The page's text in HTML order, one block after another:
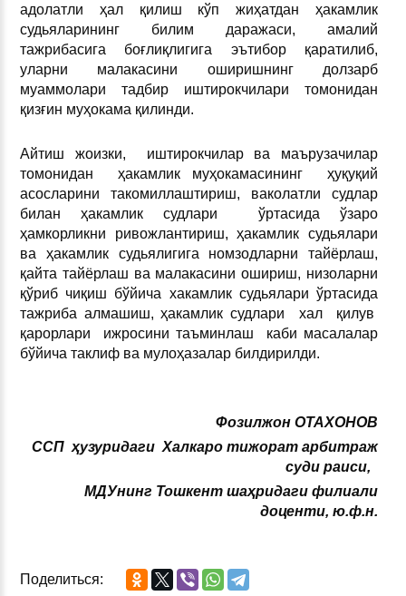
адолатли ҳал қилиш кўп жиҳатдан ҳакамлик
судьяларининг билим даражаси, амалий
тажрибасига боғлиқлигига эътибор қаратилиб,
уларни малакасини оширишнинг долзарб
муаммолари тадбир иштирокчилари томонидан
қизғин муҳокама қилинди.
Айтиш жоизки, иштирокчилар ва маърузачилар
томонидан ҳакамлик муҳокамасининг ҳуқуқий
асосларини такомиллаштириш, ваколатли судлар
билан ҳакамлик судлари ўртасида ўзаро
ҳамкорликни ривожлантириш, ҳакамлик судьялари
ва ҳакамлик судьялигига номзодларни тайёрлаш,
қайта тайёрлаш ва малакасини ошириш, низоларни
қўриб чиқиш бўйича хакамлик судьялари ўртасида
тажриба алмашиш, ҳакамлик судлари хал қилув
қарорлари ижросини таъминлаш каби масалалар
бўйича таклиф ва мулоҳазалар билдирилди.
Фозилжон ОТАХОНОВ
ССП ҳузуридаги Халкаро тижорат арбитраж
судираиси,
МДУнинг Тошкент шаҳридаги филиали
доценти, ю.ф.н.
Поделиться: